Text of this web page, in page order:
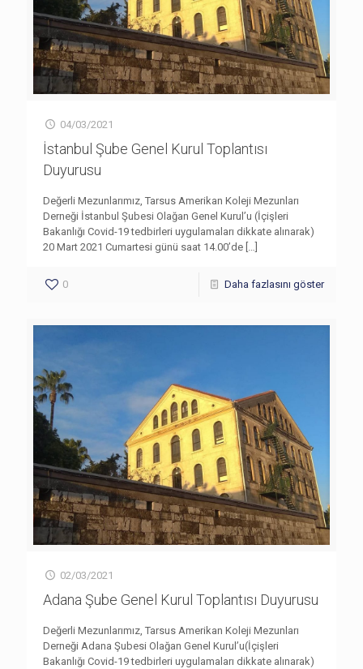
04/03/2021
İstanbul Şube Genel Kurul Toplantısı
Duyurusu
Değerli Mezunlarımız, Tarsus Amerikan Koleji Mezunları
Derneği İstanbul Şubesi Olağan Genel Kurul’u (İçişleri
Bakanlığı Covid-19 tedbirleri uygulamaları dikkate alınarak)
20 Mart 2021 Cumartesi günü saat 14.00’de […]
0 Daha fazlasını göster
02/03/2021
Adana Şube Genel Kurul Toplantısı Duyurusu
Değerli Mezunlarımız, Tarsus Amerikan Koleji Mezunları
Derneği Adana Şubesi Olağan Genel Kurul’u(İçişleri
Bakanlığı Covid-19 tedbirleri uygulamaları dikkate alınarak)